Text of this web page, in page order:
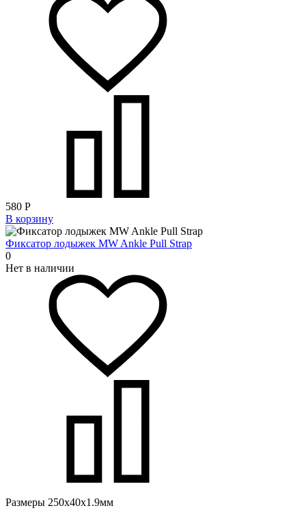
580 Р
В корзину
Фиксатор лодыжек MW Ankle Pull Strap
0
Нет в наличии
Размеры 250x40x1.9мм